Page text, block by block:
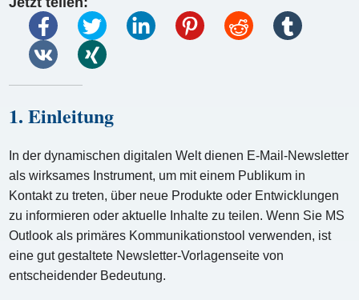
1. Einleitung
In der dynamischen digitalen Welt dienen E-Mail-Newsletter
als wirksames Instrument, um mit einem Publikum in
Kontakt zu treten, über neue Produkte oder Entwicklungen
zu informieren oder aktuelle Inhalte zu teilen. Wenn Sie MS
Outlook als primäres Kommunikationstool verwenden, ist
eine gut gestaltete Newsletter-Vorlagenseite von
entscheidender Bedeutung.